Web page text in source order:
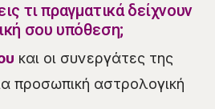
τι πραγματικά δείχνουν
σου υπόθεση;
και οι συνεργάτες της
προσωπική αστρολογική